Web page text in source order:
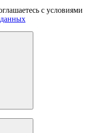
с условиями